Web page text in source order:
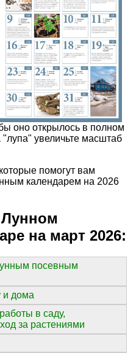
оно открылось в полном
увеличьте масштаб
помогут вам
календарем на 2026
на март 2026:
посевным
и дома
в саду,
за растениями